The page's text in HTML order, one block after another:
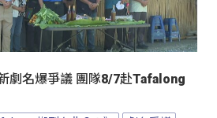
劇名爆爭議 團隊8/7赴Tafalong